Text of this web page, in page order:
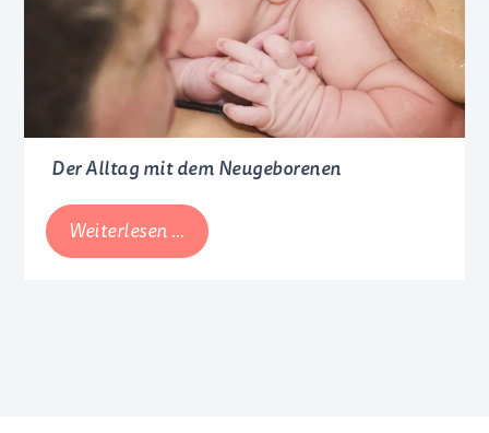
die
Brust!
Der Alltag mit dem Neugeborenen
Weiterlesen … Der
Alltag